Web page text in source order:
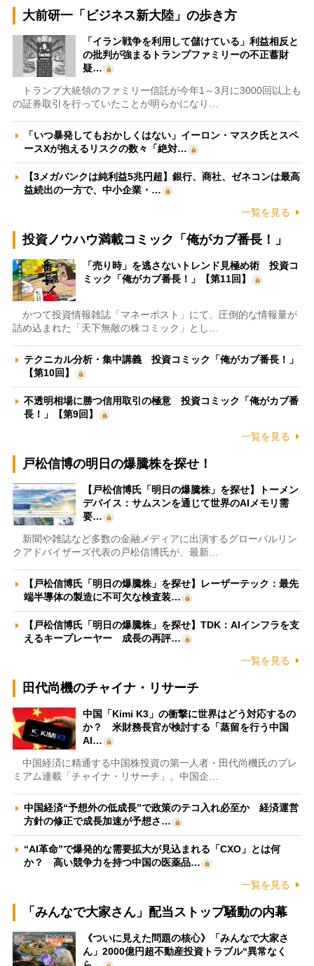
大前研一「ビジネス新大陸」の歩き方
「イラン戦争を利用して儲けている」利益相反と
の批判が強まるトランプファミリーの不正蓄財
疑…
トランプ大統領のファミリー信託が今年1～3月に3000回以上も
の証券取引を行っていたことが明らかになり…
「いつ暴発してもおかしくはない」イーロン・マスク氏とスペ
ースXが抱えるリスクの数々「絶対…
【3メガバンクは純利益5兆円超】銀行、商社、ゼネコンは最高
益続出の一方で、中小企業・…
一覧を見る
投資ノウハウ満載コミック「俺がカブ番長！」
「売り時」を逃さないトレンド見極め術 投資コ
ミック「俺がカブ番長！」【第11回】
かつて投資情報雑誌「マネーポスト」にて、圧倒的な情報量が
詰め込まれた「天下無敵の株コミック」とし…
テクニカル分析・集中講義 投資コミック「俺がカブ番長！」
【第10回】
不透明相場に勝つ信用取引の極意 投資コミック「俺がカブ番
長！」【第9回】
一覧を見る
戸松信博の明日の爆騰株を探せ！
【戸松信博氏「明日の爆騰株」を探せ】トーメン
デバイス：サムスンを通じて世界のAIメモリ需
要…
新聞や雑誌など多数の金融メディアに出演するグローバルリン
クアドバイザーズ代表の戸松信博氏が、最新…
【戸松信博氏「明日の爆騰株」を探せ】レーザーテック：最先
端半導体の製造に不可欠な検査装…
【戸松信博氏「明日の爆騰株」を探せ】TDK：AIインフラを支
えるキープレーヤー 成長の再評…
一覧を見る
田代尚機のチャイナ・リサーチ
中国「Kimi K3」の衝撃に世界はどう対応するの
か？ 米財務長官が検討する「蒸留を行う中国
AI…
中国経済に精通する中国株投資の第一人者・田代尚機氏のプレ
ミアム連載「チャイナ・リサーチ」。中国企…
中国経済“予想外の低成長”で政策のテコ入れ必至か 経済運営
方針の修正で成長加速が予想さ…
“AI革命”で爆発的な需要拡大が見込まれる「CXO」とは何
か？ 高い競争力を持つ中国の医薬品…
一覧を見る
「みんなで大家さん」配当ストップ騒動の内幕
《ついに見えた問題の核心》「みんなで大家さ
ん」2000億円超不動産投資トラブル“異常なく